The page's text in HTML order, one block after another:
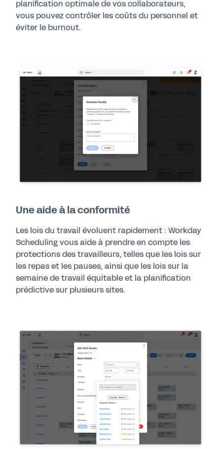
planification optimale de vos collaborateurs,
vous pouvez contrôler les coûts du personnel et
éviter le burnout.
Une aide à la conformité
Les lois du travail évoluent rapidement : Workday
Scheduling vous aide à prendre en compte les
protections des travailleurs, telles que les lois sur
les repas et les pauses, ainsi que les lois sur la
semaine de travail équitable et la planification
prédictive sur plusieurs sites.